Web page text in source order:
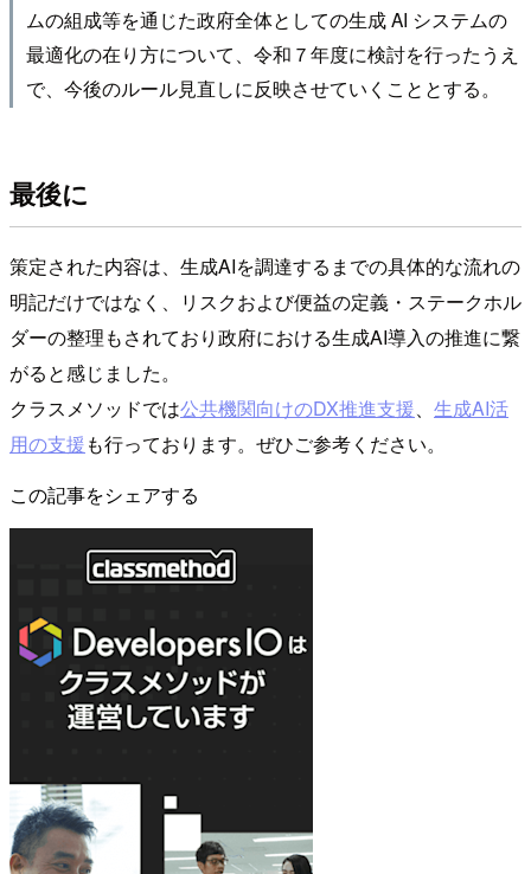
ムの組成等を通じた政府全体としての生成 AI システムの
最適化の在り方について、令和７年度に検討を行ったうえ
で、今後のルール見直しに反映させていくこととする。
最後に
策定された内容は、生成AIを調達するまでの具体的な流れの
明記だけではなく、リスクおよび便益の定義・ステークホル
ダーの整理もされており政府における生成AI導入の推進に繋
がると感じました。
クラスメソッドでは公共機関向けのDX推進支援
生成AI活
用の支援も行っております。ぜひご参考ください。
この記事をシェアする